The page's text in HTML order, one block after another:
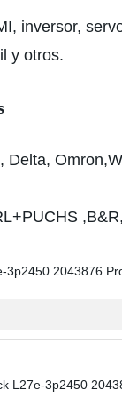
inversor,
y otros.
Delta,